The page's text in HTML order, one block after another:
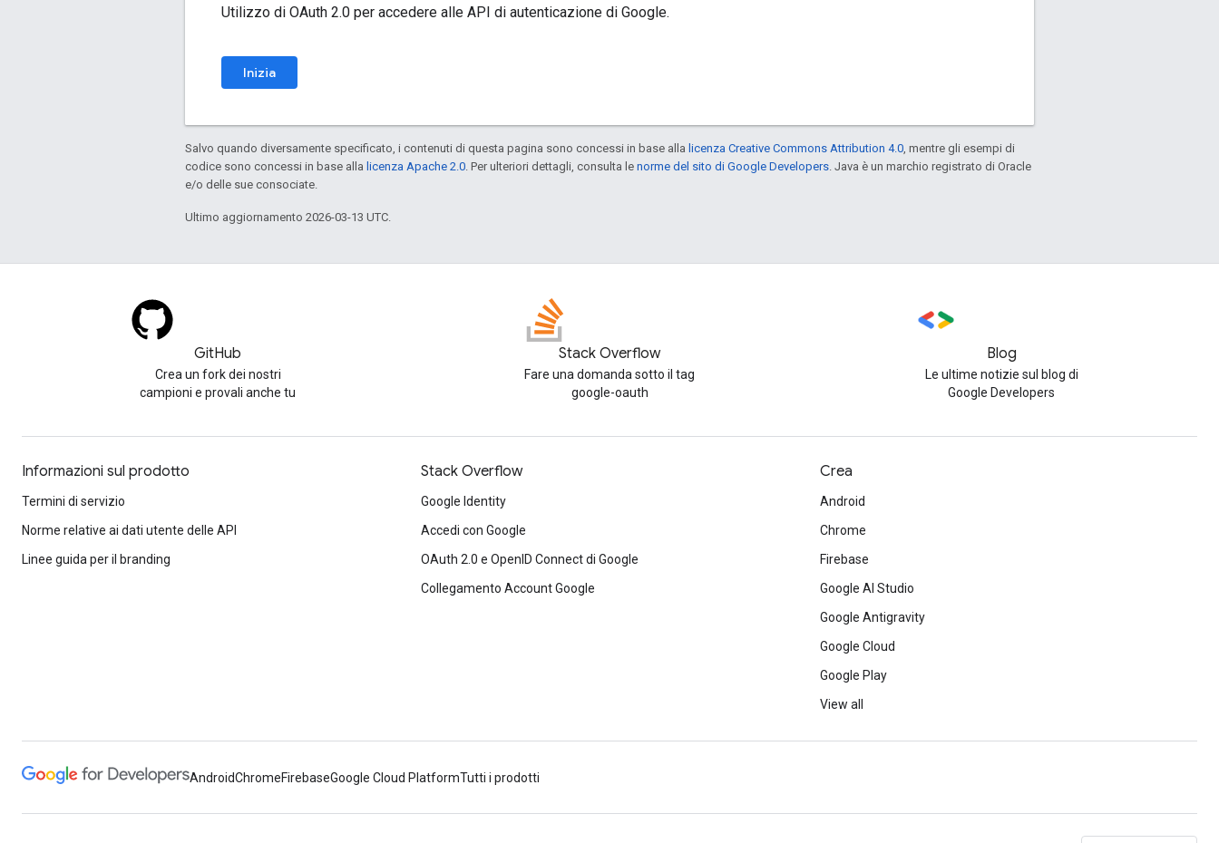
Utilizzo di OAuth 2.0 per accedere alle API di autenticazione di Google.
Inizia
Salvo quando diversamente specificato, i contenuti di questa pagina sono concessi in base alla licenza Creative Commons Attribution 4.0, mentre gli esempi di
codice sono concessi in base alla licenza Apache 2.0. Per ulteriori dettagli, consulta le norme del sito di Google Developers. Java è un marchio registrato di Oracle
e/o delle sue consociate.
Ultimo aggiornamento 2026-03-13 UTC.
GitHub
Crea un fork dei nostri
campioni e provali anche tu
Stack Overflow
Fare una domanda sotto il tag
google-oauth
Blog
Le ultime notizie sul blog di
Google Developers
Informazioni sul prodotto
Termini di servizio
Norme relative ai dati utente delle API
Linee guida per il branding
Stack Overflow
Google Identity
Accedi con Google
OAuth 2.0 e OpenID Connect di Google
Collegamento Account Google
Crea
Android
Chrome
Firebase
Google AI Studio
Google Antigravity
Google Cloud
Google Play
View all
AndroidChromeFirebaseGoogle Cloud PlatformTutti i prodotti